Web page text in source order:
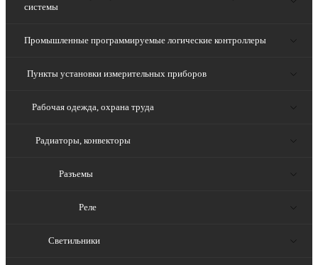
системы
Промышленные программируемые логические контроллеры
Пункты установки измерительных приборов
Рабочая одежда, охрана труда
Радиаторы, конвекторы
Разъемы
Реле
Светильники